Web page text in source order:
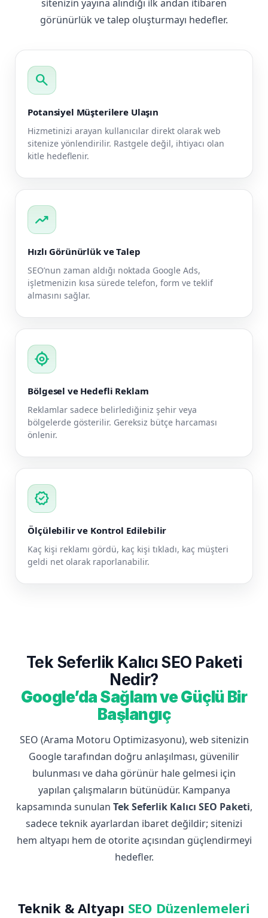
sitenizin yayına alındığı ilk andan itibaren
görünürlük ve talep oluşturmayı hedefler.
search
Potansiyel Müşterilere Ulaşın
Hizmetinizi arayan kullanıcılar direkt olarak web
sitenize yönlendirilir. Rastgele değil, ihtiyacı olan
kitle hedeflenir.
trending_up
Hızlı Görünürlük ve Talep
SEO’nun zaman aldığı noktada Google Ads,
işletmenizin kısa sürede telefon, form ve teklif
almasını sağlar.
my_location
Bölgesel ve Hedefli Reklam
Reklamlar sadece belirlediğiniz şehir veya
bölgelerde gösterilir. Gereksiz bütçe harcaması
önlenir.
verified
Ölçülebilir ve Kontrol Edilebilir
Kaç kişi reklamı gördü, kaç kişi tıkladı, kaç müşteri
geldi net olarak raporlanabilir.
Tek Seferlik Kalıcı SEO Paketi
Nedir?
Google’da Sağlam ve Güçlü Bir
Başlangıç
SEO (Arama Motoru Optimizasyonu), web sitenizin
Google tarafından doğru anlaşılması, güvenilir
bulunması ve daha görünür hale gelmesi için
yapılan çalışmaların bütünüdür. Kampanya
kapsamında sunulan Tek Seferlik Kalıcı SEO Paketi,
sadece teknik ayarlardan ibaret değildir; sitenizi
hem altyapı hem de otorite açısından güçlendirmeyi
hedefler.
Teknik & Altyapı SEO Düzenlemeleri